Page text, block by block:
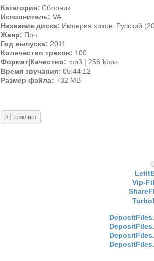
Категория: Сборник
Исполнитель: VA
Название диска: Империя хитов: Русский
Жанр: Поп
Год выпуска: 2011
Количество треков: 100
Формат|Качество: mp3 | 256 kbps
Время звучания: 05:44:12
Размер файла: 732 MB
Vip-